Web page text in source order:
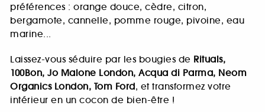
préférences : orange douce, cèdre, citron,
bergamote, cannelle, pomme rouge, pivoine, eau
marine...
Laissez-vous séduire par les bougies de Rituals,
100Bon, Jo Malone London, Acqua di Parma, Neom
Organics London, Tom Ford, et transformez votre
intérieur en un cocon de bien-être !